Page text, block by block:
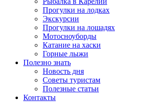
Прогулки на лодках
Экскурсии
Прогулки на лошадях
Мотосноуборды
Катание на хаски
Горные лыжи
Полезно знать
Новость дня
Советы туристам
Полезные статьи
Контакты